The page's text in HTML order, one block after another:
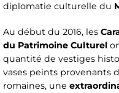
diplomatie culturelle du
Au début du 2016, les
du Patrimoine Culturel
quantité de vestiges
vases peints provenants
romaines, une